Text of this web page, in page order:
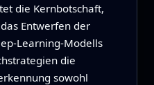
die Kernbotschaft,
Entwerfen der
die
sowohl